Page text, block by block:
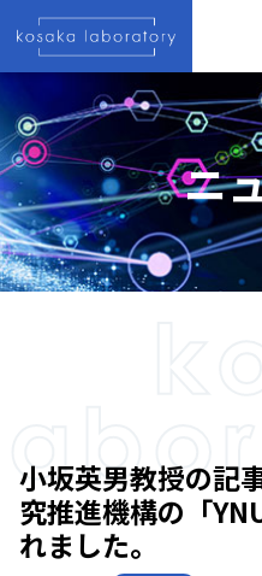
ニ
小坂英男教授の記
究推進機構の「
れました。